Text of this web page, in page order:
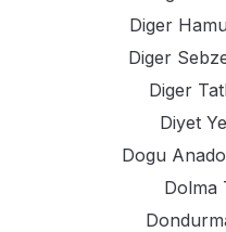
Diger
Diger
Diger
Diyet
Dogu
Dolma